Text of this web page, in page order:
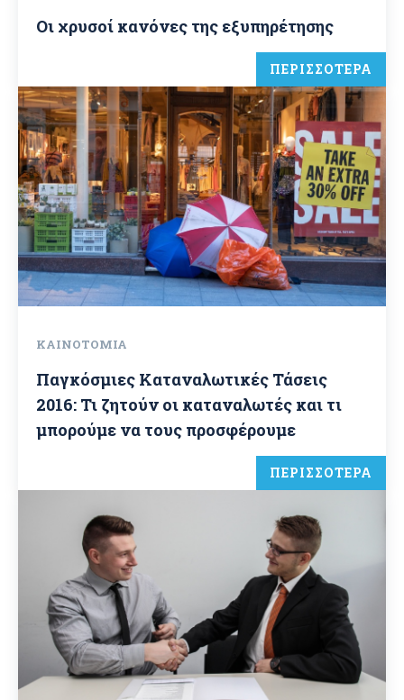
Οι χρυσοί κανόνες της εξυπηρέτησης
ΠΕΡΙΣΣΟΤΕΡΑ
ΚΑΙΝΟΤΟΜΊΑ
Παγκόσμιες Καταναλωτικές Τάσεις
2016: Τι ζητούν οι καταναλωτές και τι
μπορούμε να τους προσφέρουμε
ΠΕΡΙΣΣΟΤΕΡΑ